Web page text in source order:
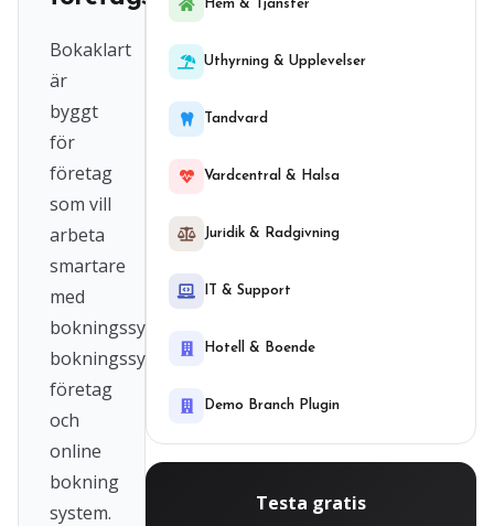
Bokaklart
är
byggt
för
företag
som vill
arbeta
smartare
med
bokningssystem,
bokningssystem
företag
och
online
bokning
system.
Hem & Tjanster
Uthyrning & Upplevelser
Tandvard
Vardcentral & Halsa
Juridik & Radgivning
IT & Support
Hotell & Boende
Demo Branch Plugin
Testa gratis